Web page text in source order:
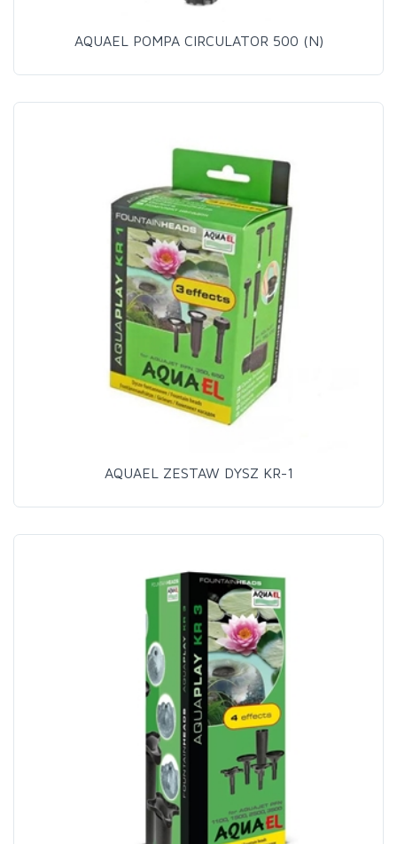
AQUAEL POMPA CIRCULATOR 500 (N)
AQUAEL ZESTAW DYSZ KR-1